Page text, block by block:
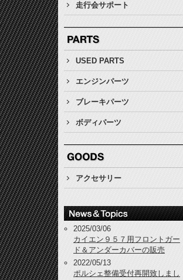
走行会サポート
USED PARTS
エンジンパーツ
ブレーキパーツ
ボディパーツ
アクセサリー
2025/03/06
カイエン９５７用フロントガー
ド＆アンダーカバーの販売
2022/05/13
ポルシェ整備受付再開致しまし